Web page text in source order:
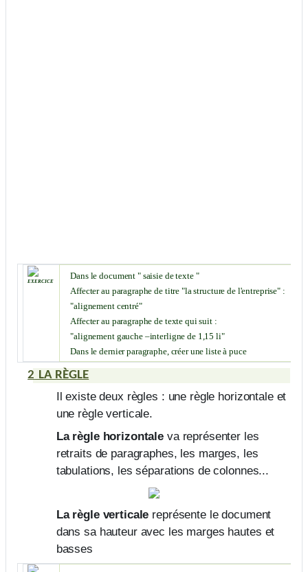
exercice
Dans le document " saisie de texte "
Affecter au paragraphe de titre "la structure de l'entreprise" :
"alignement centré"
Affecter au paragraphe de texte qui suit :
"alignement gauche –interligne de 1,15 li"
Dans le dernier paragraphe, créer une liste à puce
2 LA RÈGLE
Il existe deux règles : une règle horizontale et
une règle verticale.
La règle horizontale va représenter les
retraits de paragraphes, les marges, les
tabulations, les séparations de colonnes...
La règle verticale représente le document
dans sa hauteur avec les marges hautes et
basses